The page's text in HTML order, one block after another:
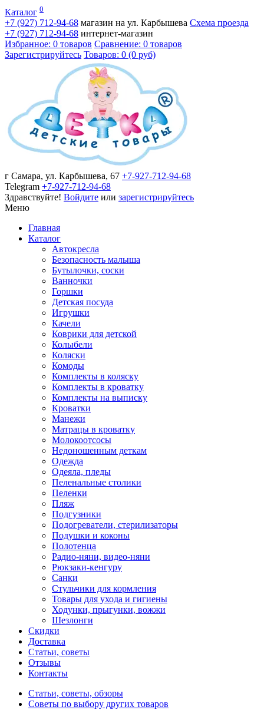
Каталог 0
+7 (927) 712-94-68 магазин на ул. Карбышева Схема проезда
+7 (927) 712-94-68 интернет-магазин
Избранное: 0 товаров Сравнение: 0 товаров
Зарегистрируйтесь Товаров: 0 (0 руб)
г Самара, ул. Карбышева, 67 +7-927-712-94-68
Telegram +7-927-712-94-68
Здравствуйте! Войдите или зарегистрируйтесь
Меню
Главная
Каталог
Автокресла
Безопасность малыша
Бутылочки, соски
Ванночки
Горшки
Детская посуда
Игрушки
Качели
Коврики для детской
Колыбели
Коляски
Комоды
Комплекты в коляску
Комплекты в кроватку
Комплекты на выписку
Кроватки
Манежи
Матрацы в кроватку
Молокоотсосы
Недоношенным деткам
Одежда
Одеяла, пледы
Пеленальные столики
Пеленки
Пляж
Подгузники
Подогреватели, стерилизаторы
Подушки и коконы
Полотенца
Радио-няни, видео-няни
Рюкзаки-кенгуру
Санки
Стульчики для кормления
Товары для ухода и гигиены
Ходунки, прыгунки, вожжи
Шезлонги
Скидки
Доставка
Статьи, советы
Отзывы
Контакты
Статьи, советы, обзоры
Советы по выбору других товаров